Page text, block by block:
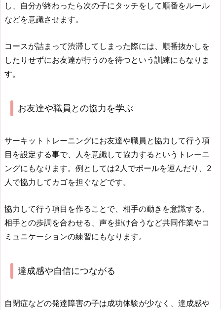
し、自分が終わったら次の子にタッチをして順番をルール
などを意識させます。
コースが詰まって渋滞してしまった際には、順番抜かしを
したりせずにお友達が行うのを待つという訓練にもなりま
す。
お友達や職員との協力を学ぶ
サーキットトレーニングにお友達や職員と協力して行う項
目を設定する事で、人を意識して協力するというトレーニ
ングにもなります。例としては2人でボールを運んだり、2
人で協力してカゴを担ぐなどです。
協力して行う項目を作ることで、相手の動きを意識する、
相手との歩調を合わせる、声を掛け合うなど共同作業やコ
ミュニケーションの練習にもなります。
達成感や自信につながる
自閉症などの発達障害の子は成功体験が少なく、達成感や